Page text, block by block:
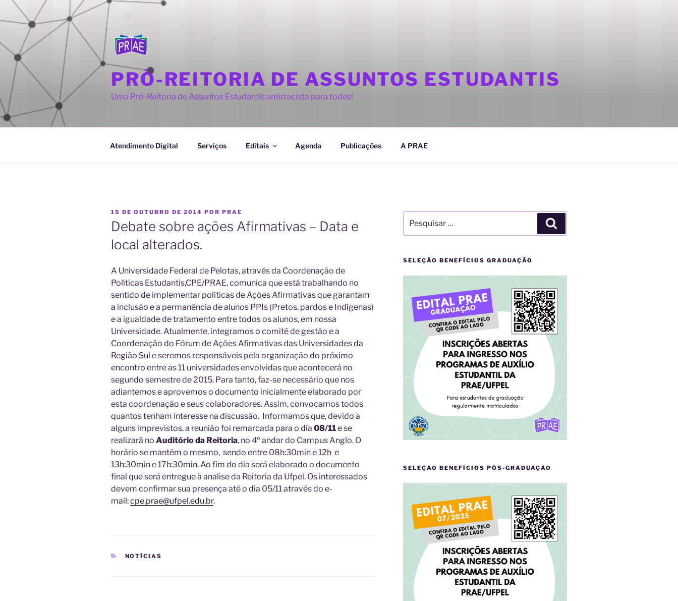
Pular
para
conteúdo
PRÓ-REITORIA DE ASSUNTOS ESTUDANTIS
Uma Pró-Reitoria de Assuntos Estudantis antirracista para todes!
Atendimento Digital Serviços Editais Agenda Publicações A PRAE
PUBLICADO
EM
15 DE OUTUBRO DE 2014 POR PRAE
Debate sobre ações Afirmativas – Data e
local alterados.
A Universidade Federal de Pelotas, através da Coordenação de
Políticas Estudantis,CPE/PRAE, comunica que está trabalhando no
sentido de implementar políticas de Ações Afirmativas que garantam
a inclusão e a permanência de alunos PPIs (Pretos, pardos e Indígenas)
e a igualdade de tratamento entre todos os alunos, em nossa
Universidade. Atualmente, integramos o comitê de gestão e a
Coordenação do Fórum de Ações Afirmativas das Universidades da
Região Sul e seremos responsáveis pela organização do próximo
encontro entre as 11 universidades envolvidas que acontecerá no
segundo semestre de 2015. Para tanto, faz-se necessário que nos
adiantemos e aprovemos o documento inicialmente elaborado por
esta coordenação e seus colaboradores. Assim, convocamos todos
quantos tenham interesse na discussão. Informamos que, devido a
alguns imprevistos, a reunião foi remarcada para o dia 08/11e se
realizará no Auditório da Reitoria, no 4º andar do Campus Anglo. O
horário se mantém o mesmo, sendo entre 08h:30min e 12h e
13h:30min e 17h:30min. Ao fim do dia será elaborado o documento
final que será entregue à analise da Reitoria da Ufpel. Os interessados
devem confirmar sua presença até o dia 05/11 através do e-
mail:cpe.prae@ufpel.edu.br.
CATEGORIAS
NOTÍCIAS
por:
SELEÇÃO BENEFÍCIOS GRADUAÇÃO
SELEÇÃO BENEFÍCIOS PÓS-GRADUAÇÃO